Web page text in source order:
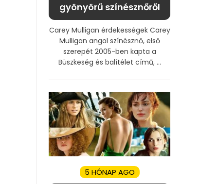
gyönyörű színésznőről
Carey Mulligan érdekességek Carey
Mulligan angol színésznő, első
szerepét 2005-ben kapta a
Büszkeség és balítélet című, ...
5 HÓNAP AGO